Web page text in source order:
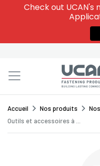
Accueil Nos produits
Outils et accessoires à ...
Give this template a
Saved Order
Order Template
VIEW
VIEW
Check out UCAN's